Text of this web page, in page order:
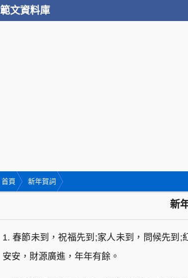
範文資料庫
首頁 新年賀詞
新
1. 春節未到，祝福先到;家人未到，問候先到
安安，財源廣進，年年有餘。